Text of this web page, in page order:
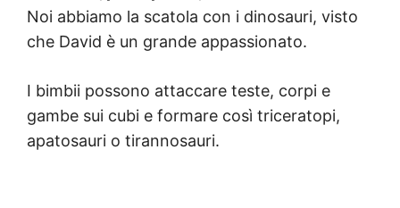
Noi abbiamo la scatola con i dinosauri, visto
che David è un grande appassionato.
I bimbii possono attaccare teste, corpi e
gambe sui cubi e formare così triceratopi,
apatosauri o tirannosauri.